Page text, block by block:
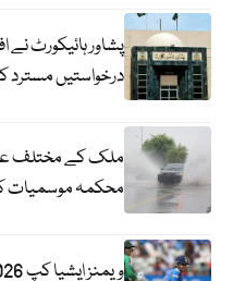
پشاور ہائیکورٹ
درخواستیں مسترد
ملک کے مختلف
محکمہ موسمیات